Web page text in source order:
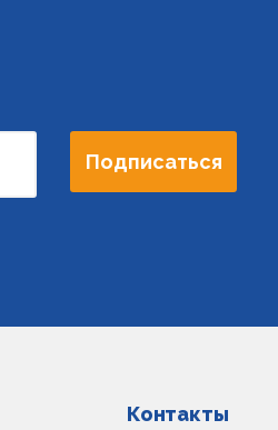
Подписаться
Контакты